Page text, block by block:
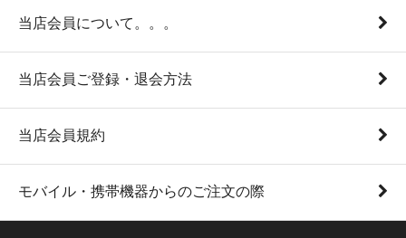
当店会員について。。。
当店会員ご登録・退会方法
当店会員規約
モバイル・携帯機器からのご注文の際